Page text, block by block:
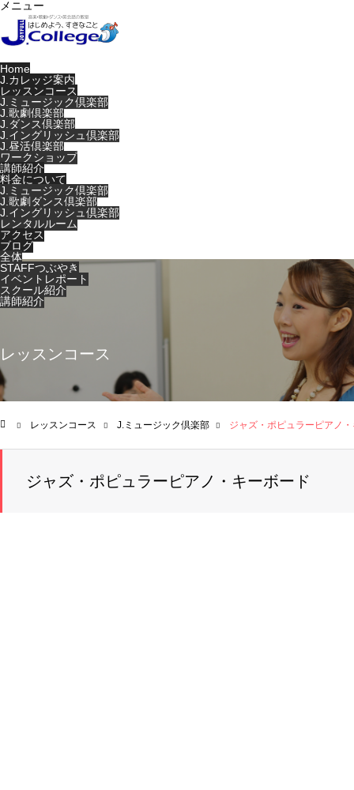
メニュー
Home
J.カレッジ案内
レッスンコース
J.ミュージック倶楽部
J.歌劇倶楽部
J.ダンス倶楽部
J.イングリッシュ倶楽部
J.昼活倶楽部
ワークショップ
講師紹介
料金について
J.ミュージック倶楽部
J.歌劇ダンス倶楽部
J.イングリッシュ倶楽部
レンタルルーム
アクセス
ブログ
全体
STAFFつぶやき
イベントレポート
スクール紹介
講師紹介
レッスンコース
レッスンコース J.ミュージック倶楽部 ジャズ・ポピュラーピアノ
ジャズ・ポピュラーピアノ・キーボード